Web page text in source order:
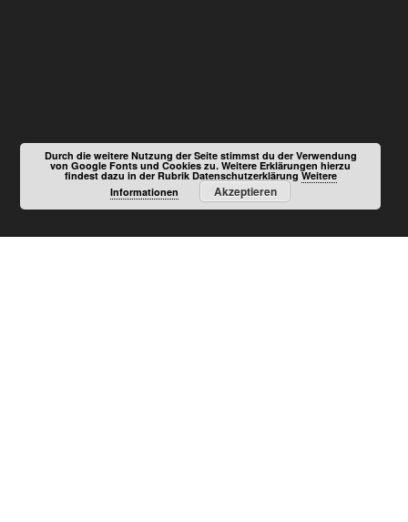
Durch die weitere Nutzung der Seite stimmst du der Verwendung
von Google Fonts und Cookies zu. Weitere Erklärungen hierzu
findest dazu in der Rubrik DatenschutzerklärungWeitere
Informationen
Akzeptieren